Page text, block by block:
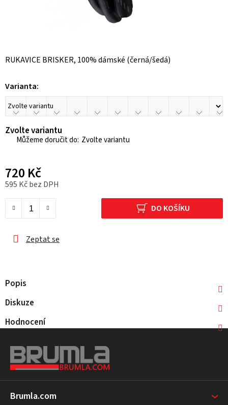
RUKAVICE BRISKER, 100% dámské (černá/šedá)
Varianta:
Zvolte variantu
Zvolte variantu
720 Kč
595 Kč bez DPH
DO KOŠÍKU
Zeptat se
Popis
Diskuze
Hodnocení
a
Brumla.com